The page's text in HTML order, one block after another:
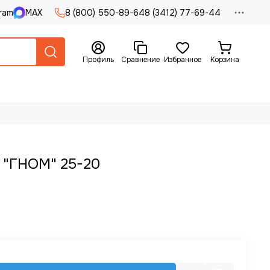
MAX 8 (800) 550-89-648 (3412) 77-69-44
Профиль Сравнение Избранное Корзина
"ГНОМ" 25-20